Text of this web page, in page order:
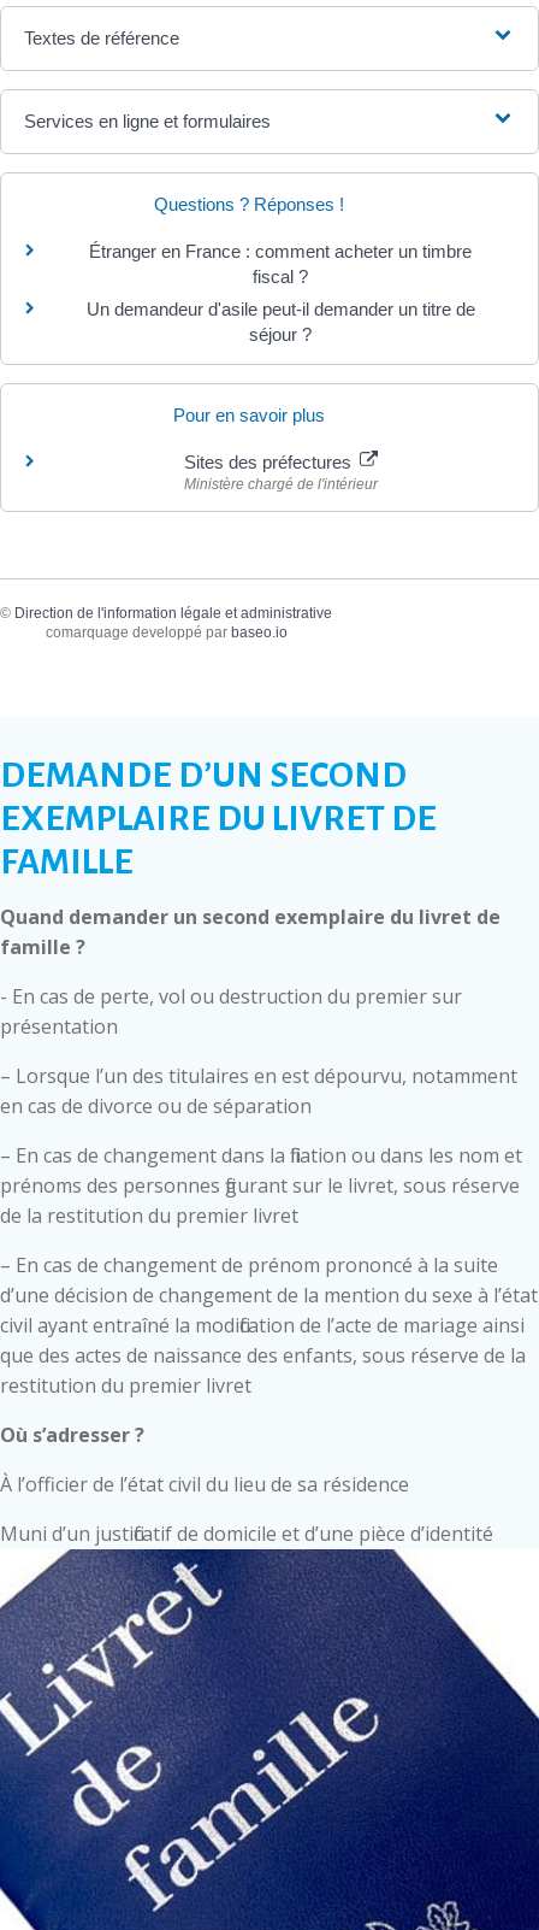
Textes de référence
Services en ligne et formulaires
Questions ? Réponses !
Étranger en France : comment acheter un timbre
fiscal ?
Un demandeur d'asile peut-il demander un titre de
séjour ?
Pour en savoir plus
Sites des préfectures
Ministère chargé de l'intérieur
© Direction de l'information légale et administrative
comarquage developpé par baseo.io
DEMANDE D’UN SECOND
EXEMPLAIRE DU LIVRET DE
FAMILLE
Quand demander un second exemplaire du livret de
famille ?
- En cas de perte, vol ou destruction du premier sur
présentation
– Lorsque l’un des titulaires en est dépourvu, notamment
en cas de divorce ou de séparation
– En cas de changement dans la filiation ou dans les nom et
prénoms des personnes figurant sur le livret, sous réserve
de la restitution du premier livret
– En cas de changement de prénom prononcé à la suite
d’une décision de changement de la mention du sexe à l’état
civil ayant entraîné la modification de l’acte de mariage ainsi
que des actes de naissance des enfants, sous réserve de la
restitution du premier livret
Où s’adresser ?
À l’officier de l’état civil du lieu de sa résidence
Muni d’un justificatif de domicile et d’une pièce d’identité